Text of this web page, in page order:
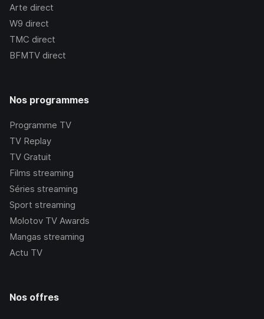
Arte direct
W9 direct
TMC direct
BFMTV direct
Nos programmes
Programme TV
TV Replay
TV Gratuit
Films streaming
Séries streaming
Sport streaming
Molotov TV Awards
Mangas streaming
Actu TV
Nos offres